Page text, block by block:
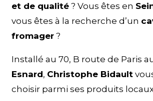
et de qualité ? Vous êtes en
vous êtes à la recherche d’un
fromager ?
Installé au 70, B route de Paris
Esnard, Christophe Bidault
choisir parmi ses produits